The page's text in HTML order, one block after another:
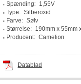
Spænding:
1,55V
Type: Silberoxid
Farve: Sølv
Størrelse:
190mm x 55mm
Producent: Camelion
Datablad